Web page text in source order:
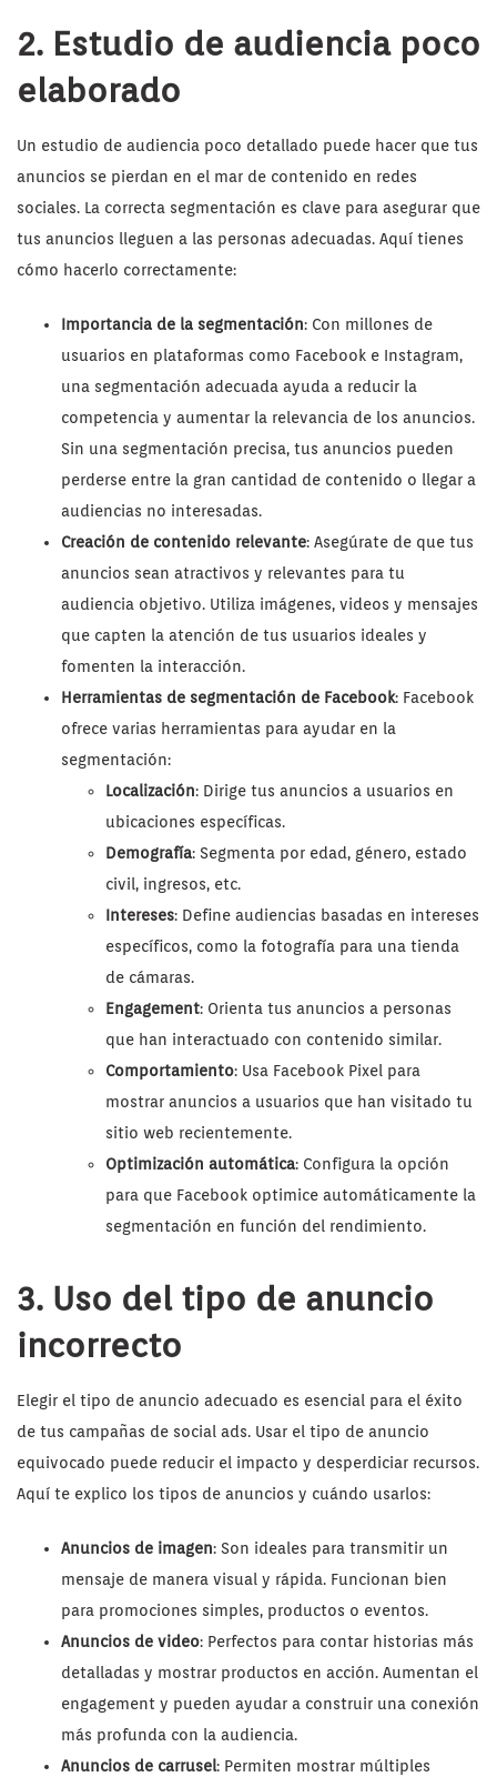
2. Estudio de audiencia poco
elaborado
Un estudio de audiencia poco detallado puede hacer que tus
anuncios se pierdan en el mar de contenido en redes
sociales. La correcta segmentación es clave para asegurar que
tus anuncios lleguen a las personas adecuadas. Aquí tienes
cómo hacerlo correctamente:
Importancia de la segmentación: Con millones de
usuarios en plataformas como Facebook e Instagram,
una segmentación adecuada ayuda a reducir la
competencia y aumentar la relevancia de los anuncios.
Sin una segmentación precisa, tus anuncios pueden
perderse entre la gran cantidad de contenido o llegar a
audiencias no interesadas.
Creación de contenido relevante: Asegúrate de que tus
anuncios sean atractivos y relevantes para tu
audiencia objetivo. Utiliza imágenes, videos y mensajes
que capten la atención de tus usuarios ideales y
fomenten la interacción.
Herramientas de segmentación de Facebook: Facebook
ofrece varias herramientas para ayudar en la
segmentación:
Localización: Dirige tus anuncios a usuarios en
ubicaciones específicas.
Demografía: Segmenta por edad, género, estado
civil, ingresos, etc.
Intereses: Define audiencias basadas en intereses
específicos, como la fotografía para una tienda
de cámaras.
Engagement: Orienta tus anuncios a personas
que han interactuado con contenido similar.
Comportamiento: Usa Facebook Pixel para
mostrar anuncios a usuarios que han visitado tu
sitio web recientemente.
Optimización automática: Configura la opción
para que Facebook optimice automáticamente la
segmentación en función del rendimiento.
3. Uso del tipo de anuncio
incorrecto
Elegir el tipo de anuncio adecuado es esencial para el éxito
de tus campañas de social ads. Usar el tipo de anuncio
equivocado puede reducir el impacto y desperdiciar recursos.
Aquí te explico los tipos de anuncios y cuándo usarlos:
Anuncios de imagen: Son ideales para transmitir un
mensaje de manera visual y rápida. Funcionan bien
para promociones simples, productos o eventos.
Anuncios de video: Perfectos para contar historias más
detalladas y mostrar productos en acción. Aumentan el
engagement y pueden ayudar a construir una conexión
más profunda con la audiencia.
Anuncios de carrusel: Permiten mostrar múltiples